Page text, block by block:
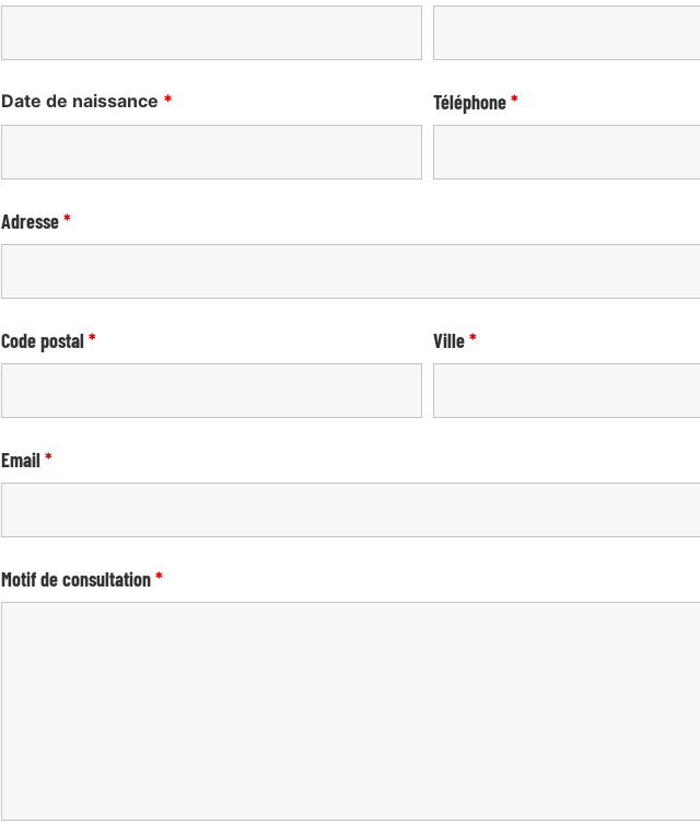
Date de naissance * Téléphone*
Adresse*
Code postal* Ville*
Email*
Motif de consultation*